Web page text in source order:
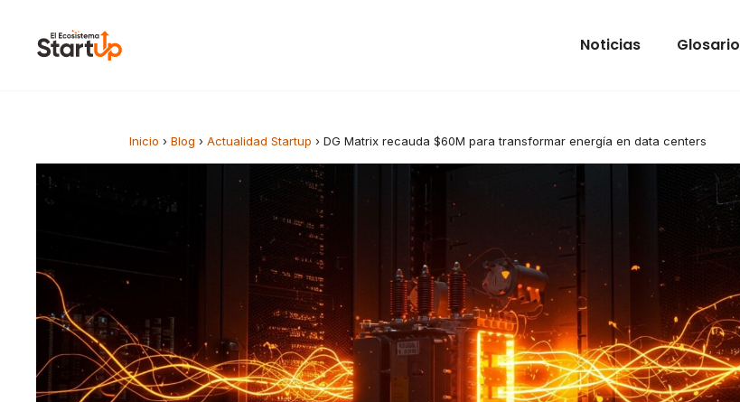
Noticias Glosario
Inicio › Blog › Actualidad Startup › DG Matrix recauda $60M para transformar energía en data centers